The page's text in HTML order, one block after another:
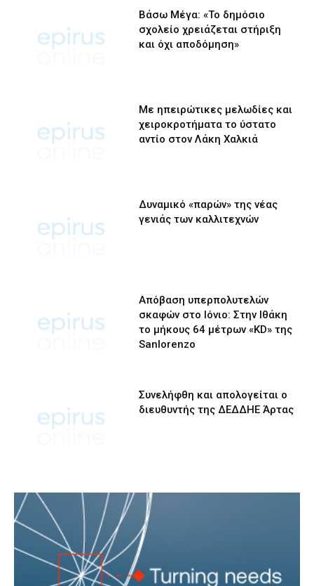
Βάσω Μέγα: «Το δημόσιο
σχολείο χρειάζεται στήριξη
και όχι αποδόμηση»
Με ηπειρώτικες μελωδίες και
χειροκροτήματα το ύστατο
αντίο στον Λάκη Χαλκιά
Δυναμικό «παρών» της νέας
γενιάς των καλλιτεχνών
Απόβαση υπερπολυτελών
σκαφών στο Ιόνιο: Στην Ιθάκη
το μήκους 64 μέτρων «KD» της
Sanlorenzo
Συνελήφθη και απολογείται ο
διευθυντής της ΔΕΔΔΗΕ Άρτας